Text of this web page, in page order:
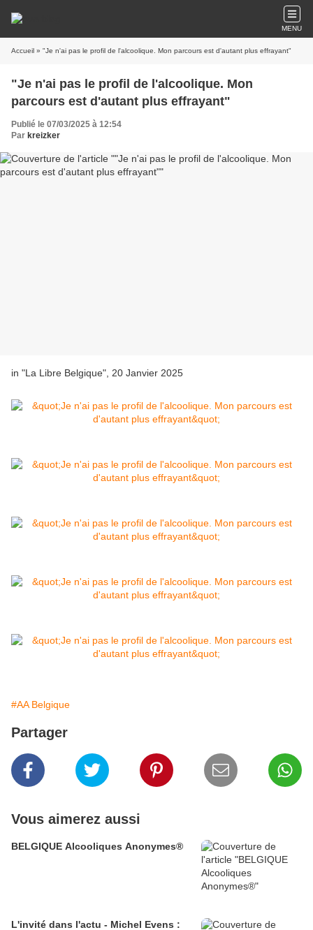
MENU
Accueil » "Je n'ai pas le profil de l'alcoolique. Mon parcours est d'autant plus effrayant"
"Je n'ai pas le profil de l'alcoolique. Mon
parcours est d'autant plus effrayant"
Publié le 07/03/2025 à 12:54
Par kreizker
in "La Libre Belgique", 20 Janvier 2025
#AA Belgique
Partager
Vous aimerez aussi
BELGIQUE Alcooliques Anonymes®
L'invité dans l'actu - Michel Evens :